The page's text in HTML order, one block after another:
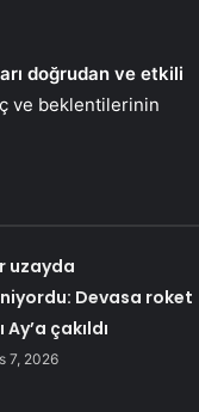
doğrudan ve etkili
ve beklentilerinin
uzayda
Devasa roket
çakıldı
7, 2026